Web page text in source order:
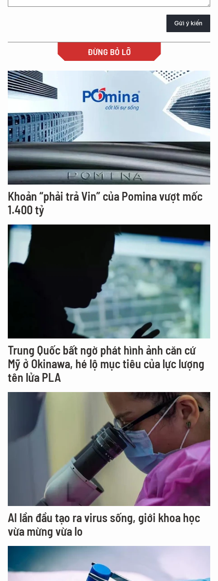
Gửi ý kiến
ĐỪNG BỎ LỠ
Khoản “phải trả Vin” của Pomina vượt mốc
1.400 tỷ
Trung Quốc bất ngờ phát hình ảnh căn cứ
Mỹ ở Okinawa, hé lộ mục tiêu của lực lượng
tên lửa PLA
AI lần đầu tạo ra virus sống, giới khoa học
vừa mừng vừa lo